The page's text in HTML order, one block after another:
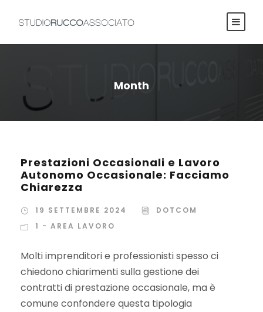
Month
Prestazioni Occasionali e Lavoro
Autonomo Occasionale: Facciamo
Chiarezza
19 SETTEMBRE 2024
DOTCOM
1 - AREA LAVORO
Molti imprenditori e professionisti spesso ci
chiedono chiarimenti sulla gestione dei
contratti di prestazione occasionale, ma è
comune confondere questa tipologia